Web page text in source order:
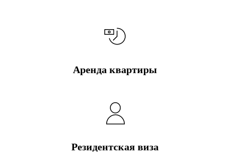
Аренда квартиры
Резидентская виза